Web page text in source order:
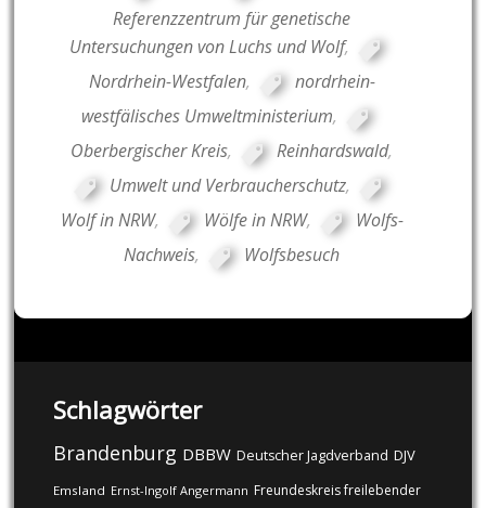
Referenzzentrum für genetische
Untersuchungen von Luchs und Wolf,
Nordrhein-Westfalen,
nordrhein-
westfälisches Umweltministerium,
Oberbergischer Kreis, Reinhardswald,
Umwelt und Verbraucherschutz,
Wolf in NRW, Wölfe in NRW,
Wolfs-
Nachweis, Wolfsbesuch
Schlagwörter
Brandenburg DBBW Deutscher Jagdverband DJV
Emsland Ernst-Ingolf Angermann Freundeskreis freilebender